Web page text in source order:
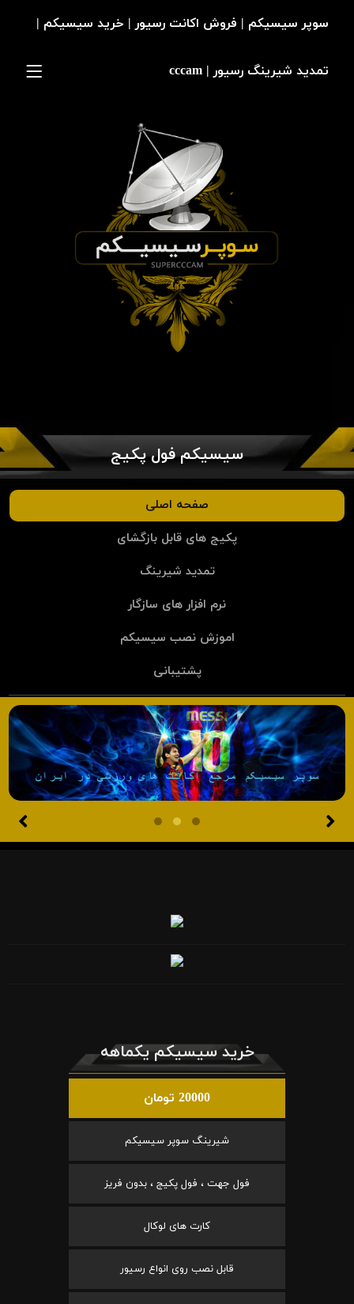
سیسیکم فول پکیج
صفحه اصلی
پکیج های قابل بازگشای
تمدید شیرینگ
نرم افزار های سازگار
اموزش نصب سیسیکم
پشتیبانی
خرید سیسیکم یکماهه
20000 تومان
شیرینگ سوپر سیسیکم
فول جهت ، فول پکیج ، بدون فریز
کارت های لوکال
قابل نصب روی انواع رسیور
سوپر سیسیکم | فروش اکانت رسیور | خرید سیسیکم |
تمدید شیرینگ رسیور | cccam